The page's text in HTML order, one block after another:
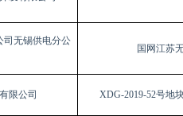
司无锡供电分公
国网江苏
限公司 XDG-2019-52号地